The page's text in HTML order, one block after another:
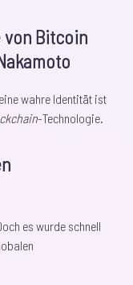
Bitcoin
wahre Identität ist
-Technologie.
es wurde schnell